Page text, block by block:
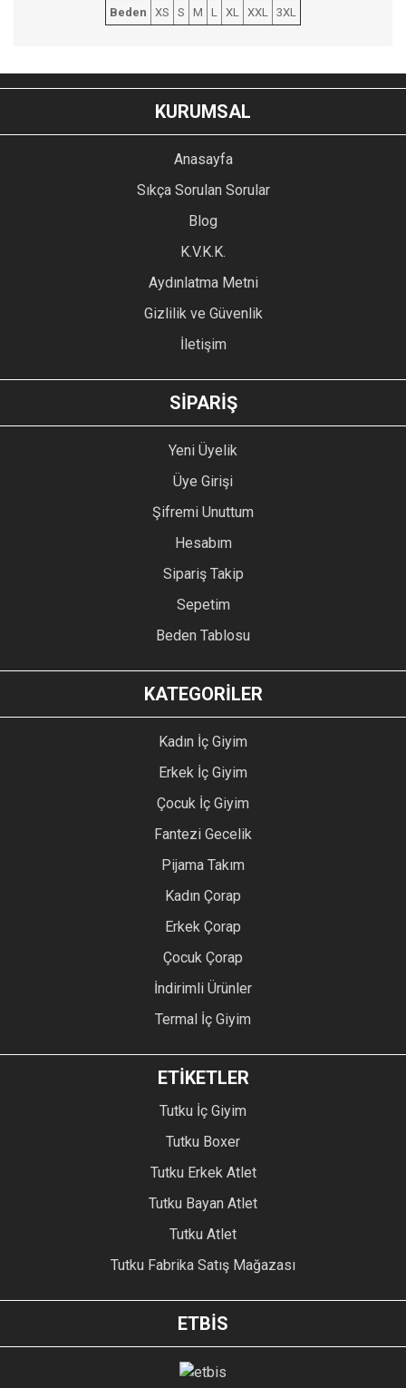
Beden
XS S M L XL XXL 3XL
YORUM YAZ
Bu ürünün fiyat bilgisi, resim, ürün açıklamalarında ve diğer
konularda yetersiz gördüğünüz noktaları öneri formunu
kullanarak tarafımıza iletebilirsiniz.
Ürün resmi kalitesiz, bozuk veya görüntülenemiyor.
Ürün açıklamasında eksik bilgiler bulunuyor.
Ürün bilgilerinde hatalar bulunuyor.
Ürün fiyatı diğer sitelerden daha pahalı.
GÖNDER
KURUMSAL
Anasayfa
Sıkça Sorulan Sorular
Blog
K.V.K.K.
Aydınlatma Metni
Gizlilik ve Güvenlik
İletişim
SİPARİŞ
Yeni Üyelik
Üye Girişi
Şifremi Unuttum
Hesabım
Sipariş Takip
Sepetim
Beden Tablosu
KATEGORİLER
Kadın İç Giyim
Erkek İç Giyim
Çocuk İç Giyim
Fantezi Gecelik
Pijama Takım
Kadın Çorap
Erkek Çorap
Çocuk Çorap
İndirimli Ürünler
Termal İç Giyim
ETİKETLER
Tutku İç Giyim
Tutku Boxer
Tutku Erkek Atlet
Tutku Bayan Atlet
Tutku Atlet
Tutku Fabrika Satış Mağazası
ETBİS